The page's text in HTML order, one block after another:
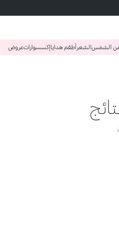
من الشمسالشعر أطقم هداياإكسسواراتعروض